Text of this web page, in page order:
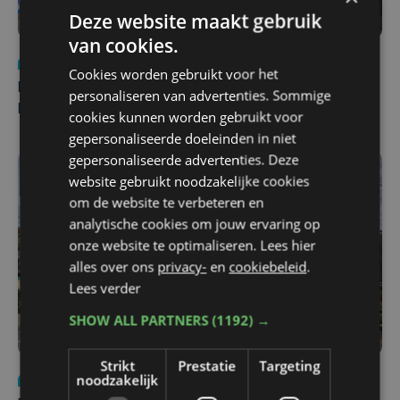
Man en vrouw dood aangetroffen in woning in Sint-
Pieters Brugge
Nieuws
wo 5 augustus | 11:57
Deze website maakt gebruik
van cookies.
Cookies worden gebruikt voor het
personaliseren van advertenties. Sommige
cookies kunnen worden gebruikt voor
gepersonaliseerde doeleinden in niet
gepersonaliseerde advertenties. Deze
website gebruikt noodzakelijke cookies
om de website te verbeteren en
analytische cookies om jouw ervaring op
onze website te optimaliseren. Lees hier
alles over ons privacy- en cookiebeleid.
Lees verder
SHOW ALL PARTNERS(1192) →
Strikt
noodzakelijk
Prestatie Targeting